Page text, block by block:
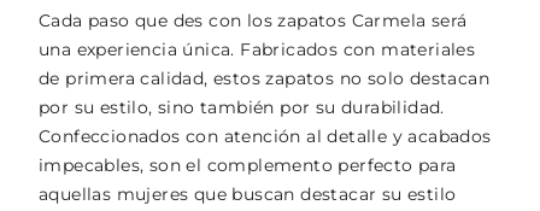
Cada paso que des con los zapatos Carmela será
una experiencia única. Fabricados con materiales
de primera calidad, estos zapatos no solo destacan
por su estilo, sino también por su durabilidad.
Confeccionados con atención al detalle y acabados
impecables, son el complemento perfecto para
aquellas mujeres que buscan destacar su estilo